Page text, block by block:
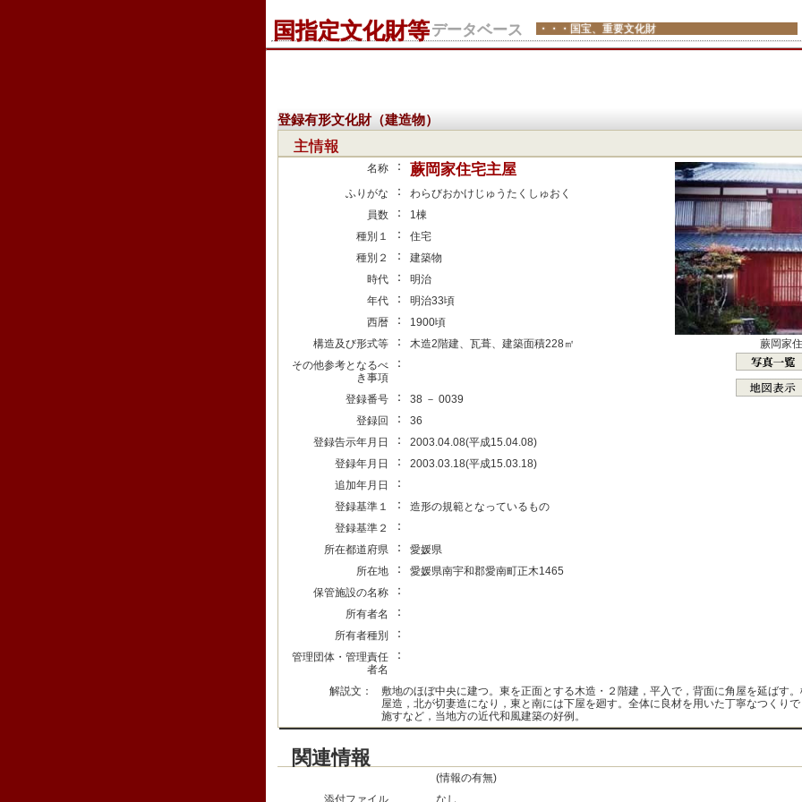
国指定文化財等データベース ・・・国宝、重要文化財
登録有形文化財（建造物）
主情報
名称 ： 蕨岡家住宅主屋
ふりがな ：
わらびおかけじゅうたくしゅおく
員数
：
1棟
種別１
：
住宅
種別２
：
建築物
時代
：
明治
年代
：
明治33頃
西暦
：
1900頃
構造及び形式等
：
木造2階建、瓦葺、建築面積228㎡
その他参考となるべ
き事項
：
登録番号 ：
38 － 0039
登録回
：
36
登録告示年月日
：
2003.04.08(平成15.04.08)
登録年月日
：
2003.03.18(平成15.03.18)
追加年月日
：
登録基準１ ：
造形の規範となっているもの
登録基準２
：
所在都道府県 ：
愛媛県
所在地
：
愛媛県南宇和郡愛南町正木1465
保管施設の名称
：
所有者名 ：
所有者種別 ：
管理団体・管理責任
者名
：
蕨岡家
解説文：
敷地のほぼ中央に建つ。東を正面とする木造・２階建，平入で，背面に角屋を延ばす
屋造，北が切妻造になり，東と南には下屋を廻す。全体に良材を用いた丁寧なつくり
施すなど，当地方の近代和風建築の好例。
関連情報
(情報の有無)
添付ファイル
なし